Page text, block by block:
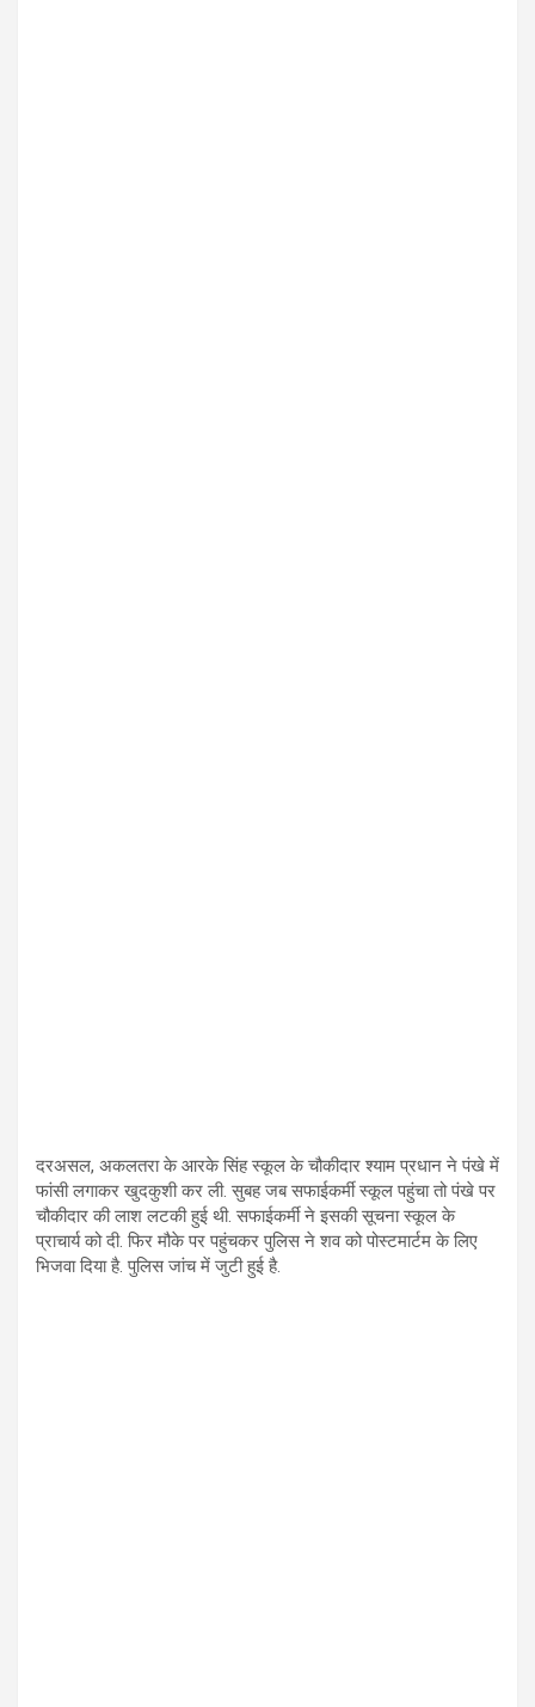
दरअसल, अकलतरा के आरके सिंह स्कूल के चौकीदार श्याम प्रधान ने पंखे में
फांसी लगाकर खुदकुशी कर ली. सुबह जब सफाईकर्मी स्कूल पहुंचा तो पंखे पर
चौकीदार की लाश लटकी हुई थी. सफाईकर्मी ने इसकी सूचना स्कूल के
प्राचार्य को दी. फिर मौके पर पहुंचकर पुलिस ने शव को पोस्टमार्टम के लिए
भिजवा दिया है. पुलिस जांच में जुटी हुई है.